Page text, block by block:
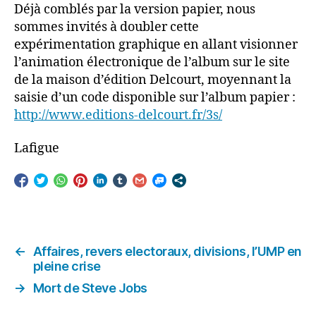
Déjà comblés par la version papier, nous
sommes invités à doubler cette
expérimentation graphique en allant visionner
l’animation électronique de l’album sur le site
de la maison d’édition Delcourt, moyennant la
saisie d’un code disponible sur l’album papier :
http://www.editions-delcourt.fr/3s/
Lafigue
← Affaires, revers electoraux, divisions, l’UMP en
pleine crise
→
Mort de Steve Jobs